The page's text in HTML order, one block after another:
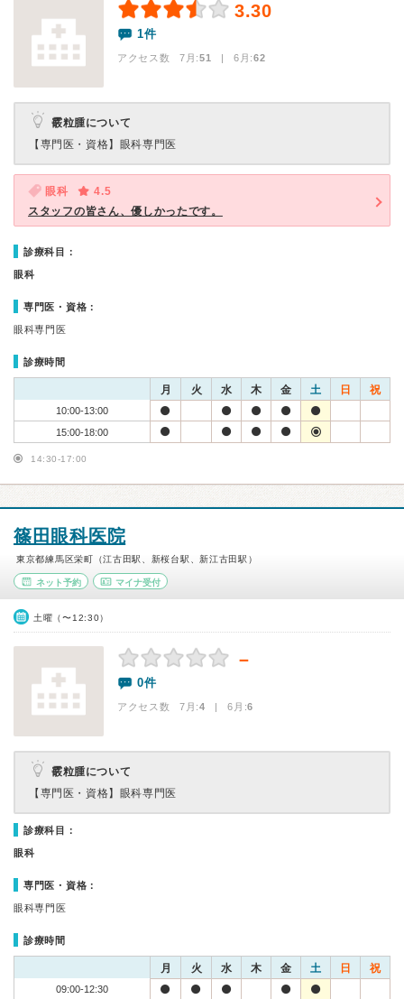
3.30
1件
アクセス数 7月:51 | 6月:62
霰粒腫について
【専門医・資格】 眼科専門医
眼科
4.5
スタッフの皆さん、優しかったです。
診療科目：
眼科
専門医・資格：
眼科専門医
診療時間
月 火 水 木 金 土 日 祝
10:00-13:00
15:00-18:00
14:30-17:00
篠田眼科医院
東京都練馬区栄町（江古田駅、新桜台駅、新江古田駅）
ネット予約 マイナ受付
土曜（〜12:30）
－
0件
アクセス数 7月:4 | 6月:6
霰粒腫について
【専門医・資格】 眼科専門医
診療科目：
眼科
専門医・資格：
眼科専門医
診療時間
月 火 水 木 金 土 日 祝
09:00-12:30